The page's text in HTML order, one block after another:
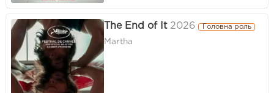
The End of It 2026 Головна роль
Martha